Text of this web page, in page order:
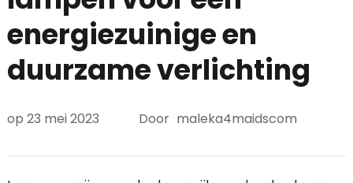
energiezuinige en
duurzame verlichting
op 23 mei 2023 Door maleka4maidscom